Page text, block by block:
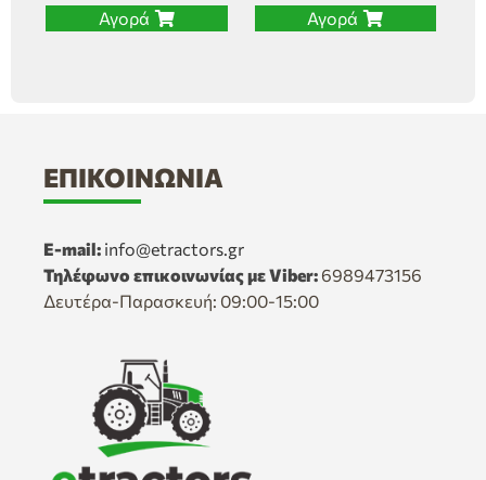
Αγορά
Αγορά
ΕΠΙΚΟΙΝΩΝΊΑ
E-mail: info@etractors.gr
Τηλέφωνο επικοινωνίας με Viber: 6989473156
Δευτέρα-Παρασκευή: 09:00-15:00